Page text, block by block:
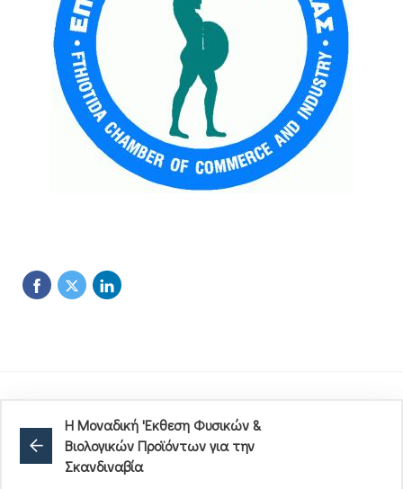
Η Μοναδική 'Εκθεση Φυσικών &
Βιολογικών Προϊόντων για την
Σκανδιναβία